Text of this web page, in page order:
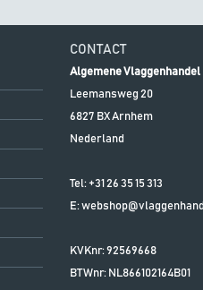
CONTACT
Algemene Vlaggenhandel
Leemansweg 20
6827 BXArnhem
Nederland
Tel: +31 26 35 15 313
E:
KVKnr: 92569668
BTWnr: NL866102164B01